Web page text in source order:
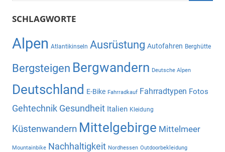
SCHLAGWORTE
Alpen Atlantikinseln Ausrüstung Autofahren Berghütte
Bergsteigen Bergwandern Deutsche Alpen
Deutschland E-Bike Fahrradkauf Fahrradtypen Fotos
Gehtechnik Gesundheit Italien Kleidung
Küstenwandern Mittelgebirge Mittelmeer
Mountainbike Nachhaltigkeit Nordhessen Outdoorbekleidung